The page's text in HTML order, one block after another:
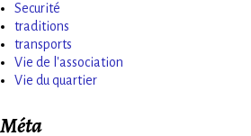
Securité
traditions
transports
Vie de l'association
Vie du quartier
Méta